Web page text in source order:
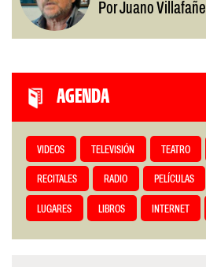
Por Juano Villafañe
AGENDA
VIDEOS TELEVISIÓN TEATRO
RECITALES RADIO PELÍCULAS
LUGARES LIBROS INTERNET